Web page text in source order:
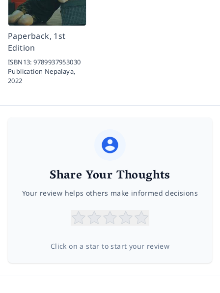
Paperback, 1st
Edition
ISBN13:9789937953030
Publication Nepalaya,
2022
Share Your Thoughts
Your review helps others make informed decisions
Click on a star to start your review